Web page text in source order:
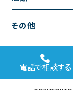
内装のリフォーム
水回りのリフォーム
外壁のリフォーム
お風呂の施工事例
洗面の施工事例
お知らせ
越谷店
浦和店
その他
お問い合わせ
サイトポリシー
電話で相談する